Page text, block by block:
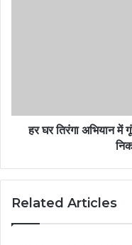
हर घर तिरंगा अभियान में
Related Articles